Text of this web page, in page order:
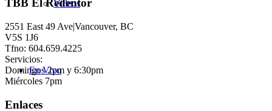
Videos
En Vivo
TBB El Redentor
2551 East 49 Ave|Vancouver, BC
V5S 1J6
Tfno: 604.659.4225
Servicios:
Domingos 2pm y 6:30pm
Miércoles 7pm
Enlaces